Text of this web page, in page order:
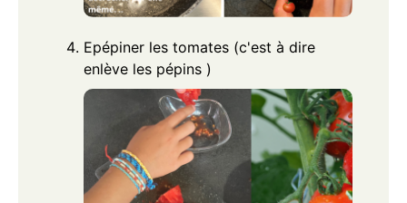
Epépiner les tomates (c'est à dire
enlève les pépins )